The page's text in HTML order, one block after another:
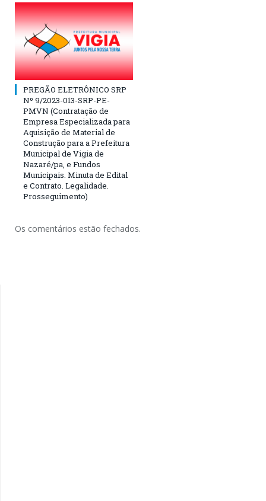
PREGÃO ELETRÔNICO SRP
Nº 9/2023-013-SRP-PE-
PMVN (Contratação de
Empresa Especializada para
Aquisição de Material de
Construção para a Prefeitura
Municipal de Vigia de
Nazaré/pa, e Fundos
Municipais. Minuta de Edital
e Contrato. Legalidade.
Prosseguimento)
Os comentários estão fechados.